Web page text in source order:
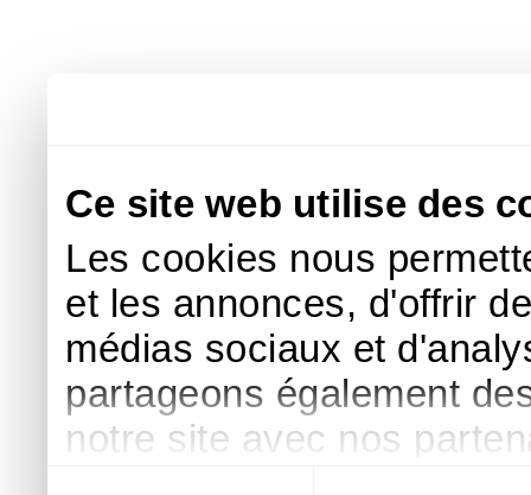
Ce site web utilise des
Les cookies nous
et les annonces, d'offrir
médias sociaux et
partageons également
notre site avec nos